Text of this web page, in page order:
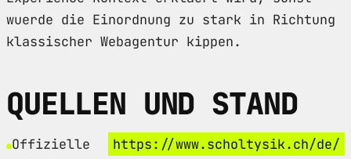
wuerde die Einordnung zu stark in Richtung
klassischer Webagentur kippen.
QUELLEN UND STAND
Offizielle
https://www.scholtysik.ch/de/